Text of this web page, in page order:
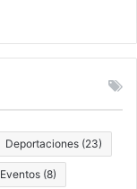
Deportaciones (23)
Eventos (8)